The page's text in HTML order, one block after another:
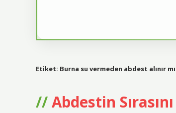
Etiket: Burna su vermeden abdest alınır mı
Abdestin